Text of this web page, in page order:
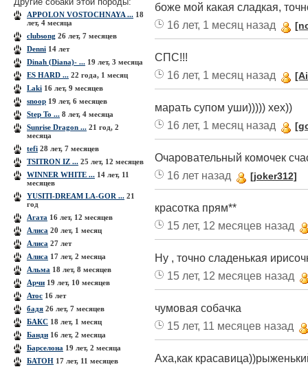
APPOLON VOSTOCHNAYA ... 18
лет, 4 месяца
clubsong 26 лет, 7 месяцев
Denni 14 лет
Dinah (Diana)- ... 19 лет, 3 месяца
ES HARD ... 22 года, 1 месяц
Laki 16 лет, 9 месяцев
snoop 19 лет, 6 месяцев
Step To ... 8 лет, 4 месяца
Sunrise Dragon ... 21 год, 2
месяца
tefi 28 лет, 7 месяцев
TSITRON IZ ... 25 лет, 12 месяцев
WINNER WHITE ... 14 лет, 11
месяцев
YUSITI-DREAM LA-GOR ... 21
год
Агата 16 лет, 12 месяцев
Алиса 20 лет, 1 месяц
Алиса 27 лет
Алиса 17 лет, 2 месяца
Альма 18 лет, 8 месяцев
Арчи 19 лет, 10 месяцев
Атос 16 лет
бадя 26 лет, 7 месяцев
БАКС 18 лет, 1 месяц
Банди 16 лет, 2 месяца
Барселона 19 лет, 2 месяца
БАТОН 17 лет, 11 месяцев
боже мой какая сладкая,
16 лет, 1 месяц назад
СПС!!!
16 лет, 1 месяц назад
марать супом уши))))) хех))
16 лет, 1 месяц назад
Очаровательный комочек
16 лет назад
[joker312]
красотка прям**
15 лет, 12 месяцев назад
Ну , точно сладенькая
15 лет, 12 месяцев назад
чумовая собачка
15 лет, 11 месяцев назад
Аха,как